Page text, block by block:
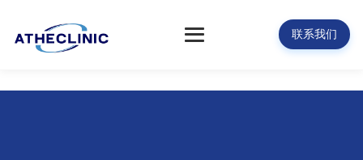
联系我们